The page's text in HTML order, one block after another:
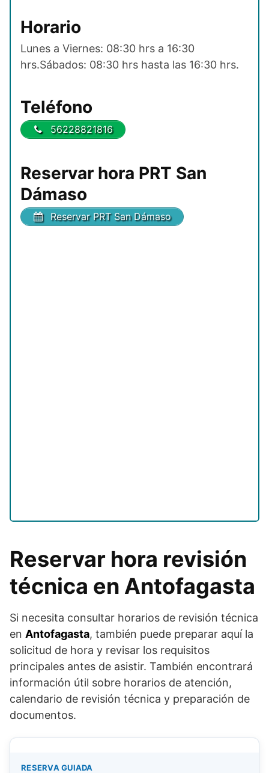
Horario
Lunes a Viernes: 08:30 hrs a 16:30
hrs.Sábados: 08:30 hrs hasta las 16:30 hrs.
Teléfono
56228821816
Reservar hora PRT San
Dámaso
Reservar PRT San Dámaso
Reservar hora revisión
técnica en Antofagasta
Si necesita consultar horarios de revisión técnica
en Antofagasta, también puede preparar aquí la
solicitud de hora y revisar los requisitos
principales antes de asistir. También encontrará
información útil sobre horarios de atención,
calendario de revisión técnica y preparación de
documentos.
RESERVA GUIADA